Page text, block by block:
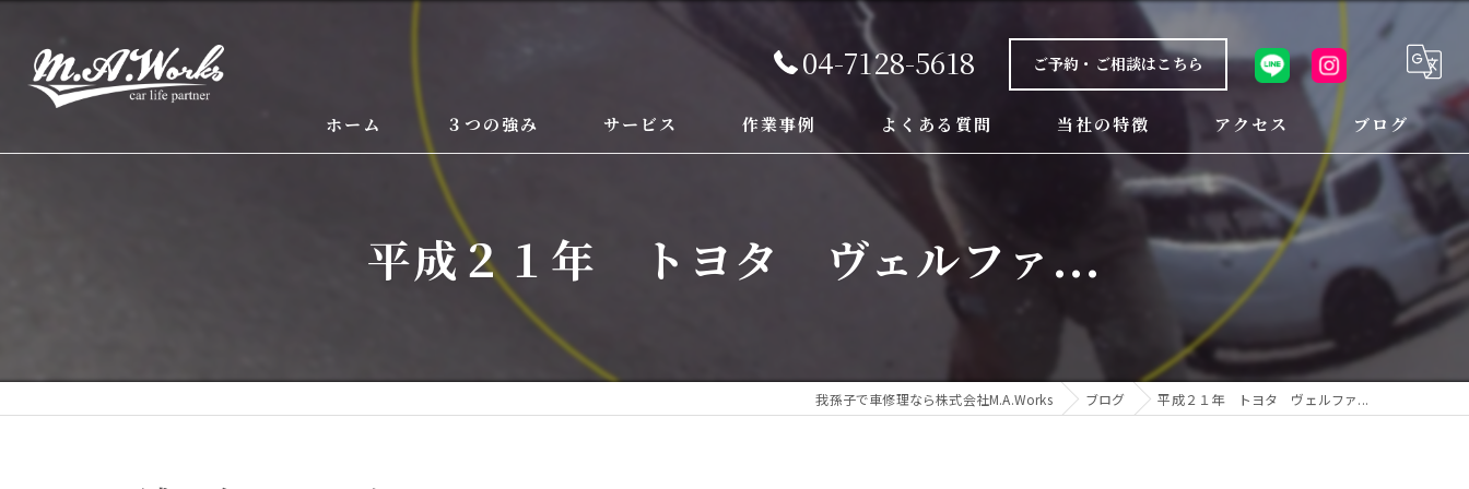
04-7128-5618 ご予約・ご相談はこちら
ホーム ３つの強み サービス 作業事例 よくある質問 当社の特徴
中古車
アクセス ブログ
平成２１年 トヨタ ヴェルファ...
我孫子で車修理なら株式会社M.A.Works ブログ 平成２１年 トヨタ ヴェルファ...